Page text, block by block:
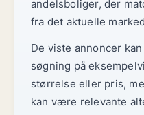
andelsboliger, der
fra det aktuelle
De viste annoncer
søgning på
størrelse eller pris,
kan være relevante